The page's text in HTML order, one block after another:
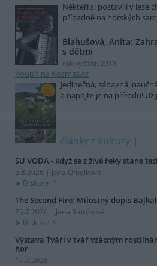
Někteří si postavili v lese
případně na horských
Blahušová, Anita:
s dětmi
rok vydání: 2018
Koupit na Kosmas.cz
Jedinečná, zábavná,
a napojte je na přírodu!
články z kultury
SU VODA - když se z živé řeky stane
5.8.2026 | Jana Omelková
Diskuse: 1
The Second Fire: Milostný dopis
25.7.2026 | Jana Smrčková
Diskuse: 9
Výstava Tváří v tvář vzácným
hor
17.7.2026 |